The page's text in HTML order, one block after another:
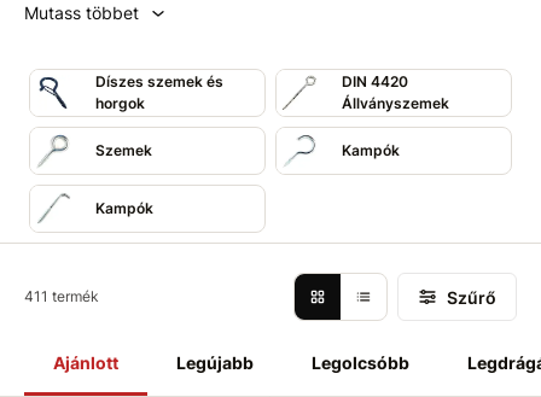
nevezhetünk.Kampók
mennyezeti kampók,forgóhorgok,beütős kapcsok
sok más megtalálható itt.
Mutass többet
Díszes szemek és
horgok
DIN 4420
Állványszemek
Szemek Kampók
Kampók
Ajánlott Legújabb Legolcsóbb
411 termék Szűrő